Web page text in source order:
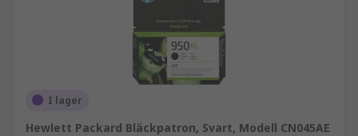
I lager
Hewlett Packard Bläckpatron, Svart, Modell CN045AE